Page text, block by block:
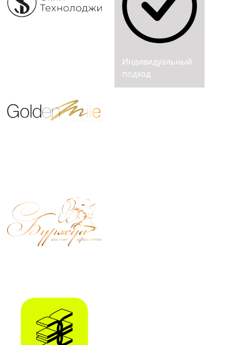
Индивидуальный
подход